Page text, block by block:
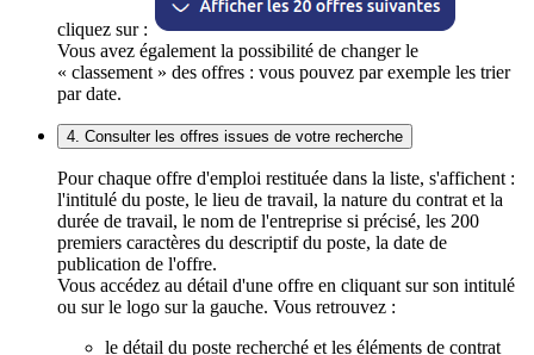
cliquez sur :
Vous avez également la possibilité de changer le
« classement » des offres : vous pouvez par exemple les trier
par date.
4. Consulter les offres issues de votre recherche
Pour chaque offre d'emploi restituée dans la liste, s'affichent :
l'intitulé du poste, le lieu de travail, la nature du contrat et la
durée de travail, le nom de l'entreprise si précisé, les 200
premiers caractères du descriptif du poste, la date de
publication de l'offre.
Vous accédez au détail d'une offre en cliquant sur son intitulé
ou sur le logo sur la gauche. Vous retrouvez :
le détail du poste recherché et les éléments de contrat